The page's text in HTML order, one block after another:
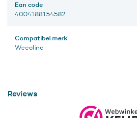
Ean code
4004188154582
Compatibel merk
Wecoline
Reviews